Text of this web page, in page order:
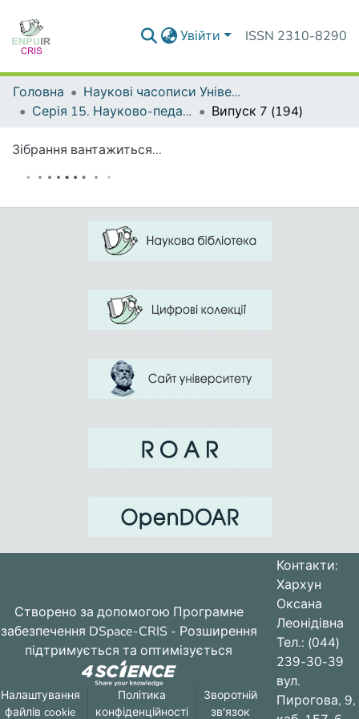
Увійти ISSN 2310-8290
Головна
Наукові часописи Університету
Серія 15. Науково-педагогічні проблеми фізичної культури (фізична культура і спорт)
Випуск 7 (194)
Зібрання вантажиться...
Створено за допомогою Програмне
забезпечення DSpace-CRIS - Розширення
підтримується та оптимізується
Налаштування
файлів cookie
Політика
конфіденційності
Зворотній
зв'язок
Контакти:
Хархун
Оксана
Леонідівна
Тел.: (044)
239-30-39
вул.
Пирогова, 9,